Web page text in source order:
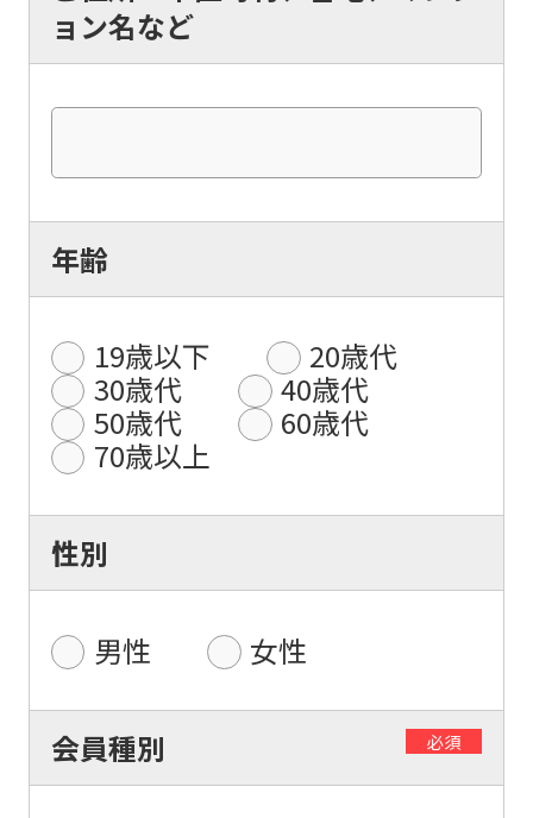
ョン名など
年齢
19歳以下
20歳代
30歳代
40歳代
50歳代
60歳代
70歳以上
性別
男性 女性
会員種別 必須
For
foreigners